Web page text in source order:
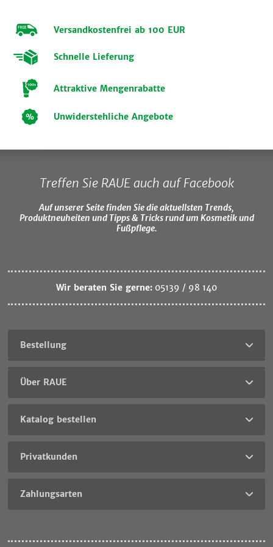
Versandkostenfrei ab 100 EUR
Schnelle Lieferung
Attraktive Mengenrabatte
Unwiderstehliche Angebote
Treffen Sie RAUE auch auf Facebook
Auf unserer Seite finden Sie die aktuellsten Trends,
Produktneuheiten und Tipps & Tricks rund um Kosmetik und
Fußpflege.
Wir beraten Sie gerne: 05139 / 98 140
Bestellung
Über RAUE
Katalog bestellen
Privatkunden
Zahlungsarten